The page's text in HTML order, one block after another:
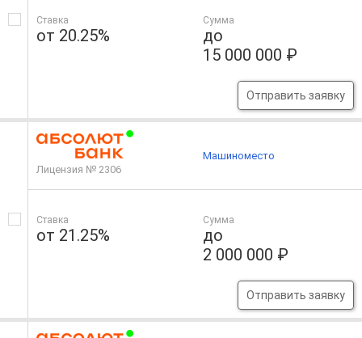
Ставка
от 20.25%
Сумма
до
15 000 000 ₽
Отправить заявку
Лицензия № 2306
Ставка
от 21.25%
Сумма
до
2 000 000 ₽
Отправить заявку
Машиноместо